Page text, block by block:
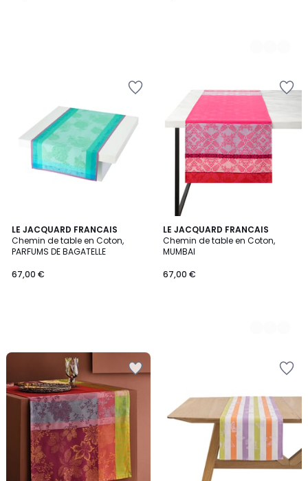
LE JACQUARD FRANCAIS
Chemin de table en Coton,
PARFUMS DE BAGATELLE
67,00 €
LE JACQUARD FRANCAIS
Chemin de table en Coton,
MUMBAI
67,00 €
3
Couleurs